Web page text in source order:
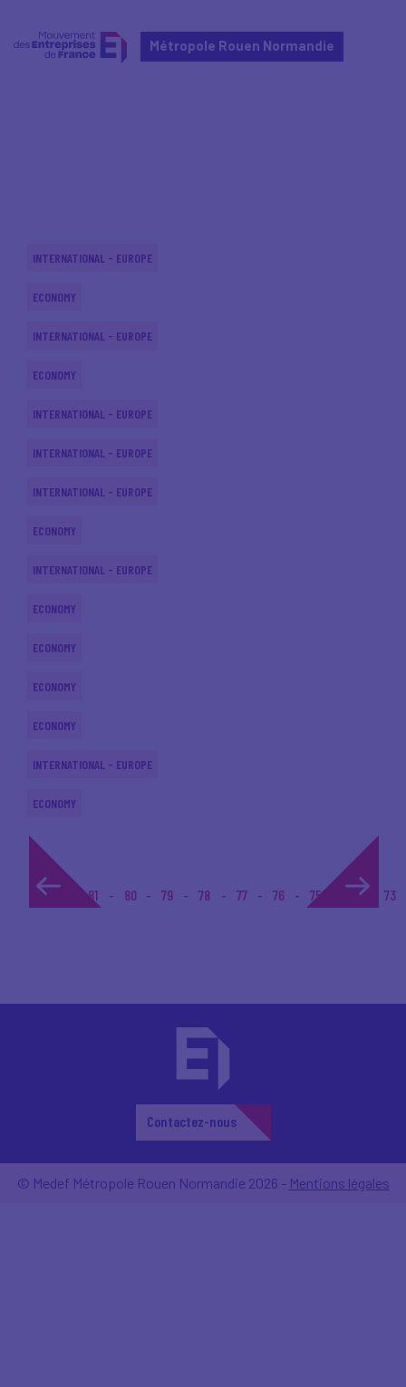
Métropole Rouen Normandie
INTERNATIONAL - EUROPE
ECONOMY
INTERNATIONAL - EUROPE
ECONOMY
INTERNATIONAL - EUROPE
INTERNATIONAL - EUROPE
INTERNATIONAL - EUROPE
ECONOMY
INTERNATIONAL - EUROPE
ECONOMY
ECONOMY
ECONOMY
ECONOMY
INTERNATIONAL - EUROPE
ECONOMY
1... 81 80 79 78 77 76 75 74 73
Contactez-nous
© Medef Métropole Rouen Normandie 2026 - Mentions légales